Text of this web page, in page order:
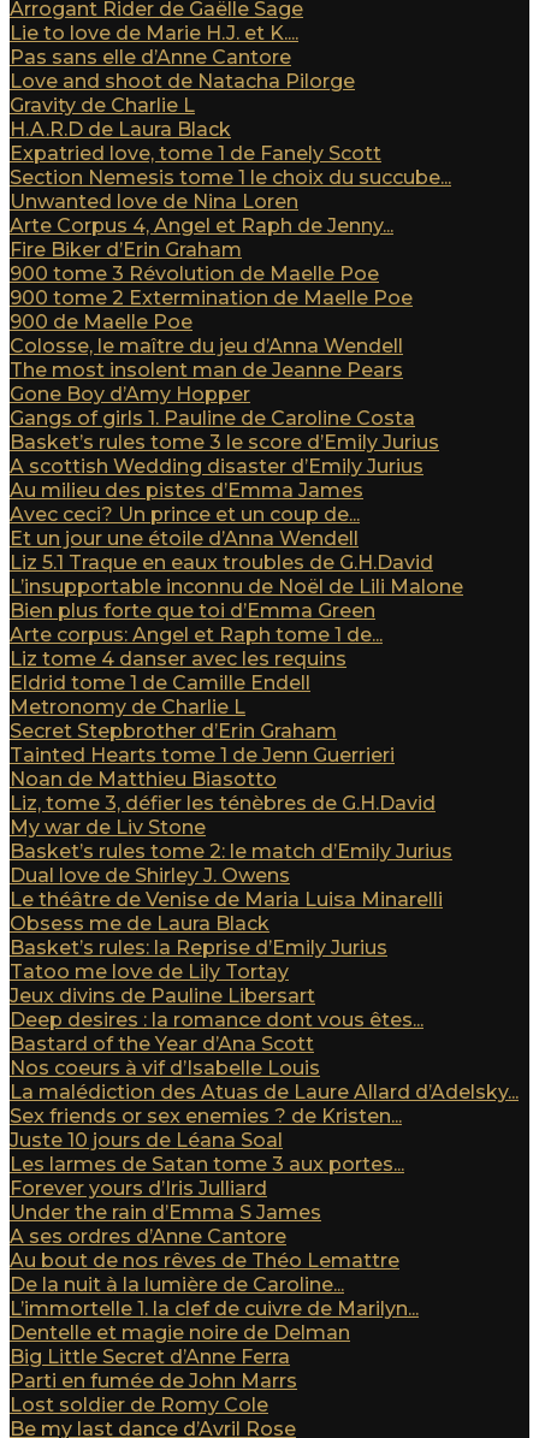
Arrogant Rider de Gaëlle Sage
Lie to love de Marie H.J. et K....
Pas sans elle d’Anne Cantore
Love and shoot de Natacha Pilorge
Gravity de Charlie L
H.A.R.D de Laura Black
Expatried love, tome 1 de Fanely Scott
Section Nemesis tome 1 le choix du succube...
Unwanted love de Nina Loren
Arte Corpus 4, Angel et Raph de Jenny...
Fire Biker d’Erin Graham
900 tome 3 Révolution de Maelle Poe
900 tome 2 Extermination de Maelle Poe
900 de Maelle Poe
Colosse, le maître du jeu d’Anna Wendell
The most insolent man de Jeanne Pears
Gone Boy d’Amy Hopper
Gangs of girls 1. Pauline de Caroline Costa
Basket’s rules tome 3 le score d’Emily Jurius
A scottish Wedding disaster d’Emily Jurius
Au milieu des pistes d’Emma James
Avec ceci? Un prince et un coup de...
Et un jour une étoile d’Anna Wendell
Liz 5.1 Traque en eaux troubles de G.H.David
L’insupportable inconnu de Noël de Lili Malone
Bien plus forte que toi d’Emma Green
Arte corpus: Angel et Raph tome 1 de...
Liz tome 4 danser avec les requins
Eldrid tome 1 de Camille Endell
Metronomy de Charlie L
Secret Stepbrother d’Erin Graham
Tainted Hearts tome 1 de Jenn Guerrieri
Noan de Matthieu Biasotto
Liz, tome 3, défier les ténèbres de G.H.David
My war de Liv Stone
Basket’s rules tome 2: le match d’Emily Jurius
Dual love de Shirley J. Owens
Le théâtre de Venise de Maria Luisa Minarelli
Obsess me de Laura Black
Basket’s rules: la Reprise d’Emily Jurius
Tatoo me love de Lily Tortay
Jeux divins de Pauline Libersart
Deep desires : la romance dont vous êtes...
Bastard of the Year d’Ana Scott
Nos coeurs à vif d’Isabelle Louis
La malédiction des Atuas de Laure Allard d’Adelsky...
Sex friends or sex enemies ? de Kristen...
Juste 10 jours de Léana Soal
Les larmes de Satan tome 3 aux portes...
Forever yours d’Iris Julliard
Under the rain d’Emma S James
A ses ordres d’Anne Cantore
Au bout de nos rêves de Théo Lemattre
De la nuit à la lumière de Caroline...
L’immortelle 1. la clef de cuivre de Marilyn...
Dentelle et magie noire de Delman
Big Little Secret d’Anne Ferra
Parti en fumée de John Marrs
Lost soldier de Romy Cole
Be my last dance d’Avril Rose